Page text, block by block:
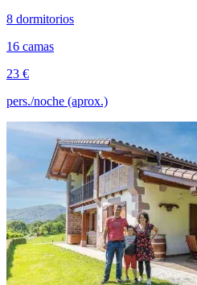
8 dormitorios
16 camas
23 €
pers./noche (aprox.)